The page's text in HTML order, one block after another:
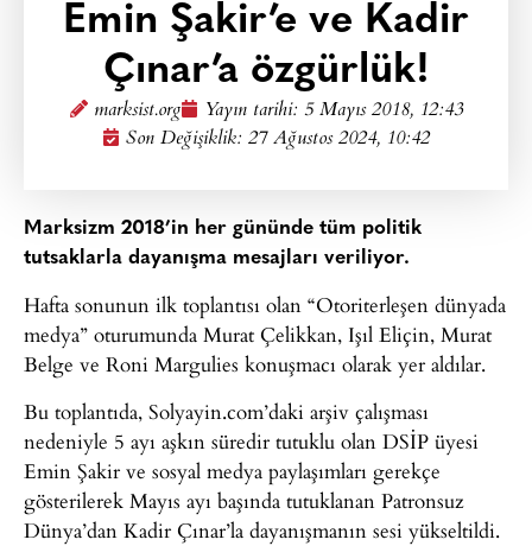
Emin Şakir’e ve Kadir
Çınar’a özgürlük!
marksist.org Yayın tarihi: 5 Mayıs 2018, 12:43
Son Değişiklik: 27 Ağustos 2024, 10:42
Marksizm 2018’in her gününde tüm politik
tutsaklarla dayanışma mesajları veriliyor.
Hafta sonunun ilk toplantısı olan “Otoriterleşen dünyada
medya” oturumunda Murat Çelikkan, Işıl Eliçin, Murat
Belge ve Roni Margulies konuşmacı olarak yer aldılar.
Bu toplantıda, Solyayin.com’daki arşiv çalışması
nedeniyle 5 ayı aşkın süredir tutuklu olan DSİP üyesi
Emin Şakir ve sosyal medya paylaşımları gerekçe
gösterilerek Mayıs ayı başında tutuklanan Patronsuz
Dünya’dan Kadir Çınar’la dayanışmanın sesi yükseltildi.